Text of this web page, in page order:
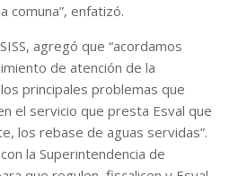
comuna”, enfatizó.
agregó que “acordamos
de atención de la
principales problemas que
el servicio que presta Esval que
los rebase de aguas servidas”.
la Superintendencia de